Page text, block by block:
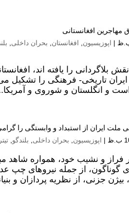
مهاجرین افغانستانی
| اپوزیسیون افغانستان بحران داخلی
بلاگردانی را یافته اند،
تاریخی- فرهنگی را تشکیل
و انگلستان و شوروی و
ملت ایران از استبداد و وابستگی را
| اپوزیسیون بحران داخلی بلندگو ,
فراز و نشیب خود، همواره شاهد
گوناگون، از جمله نیروهای چپ